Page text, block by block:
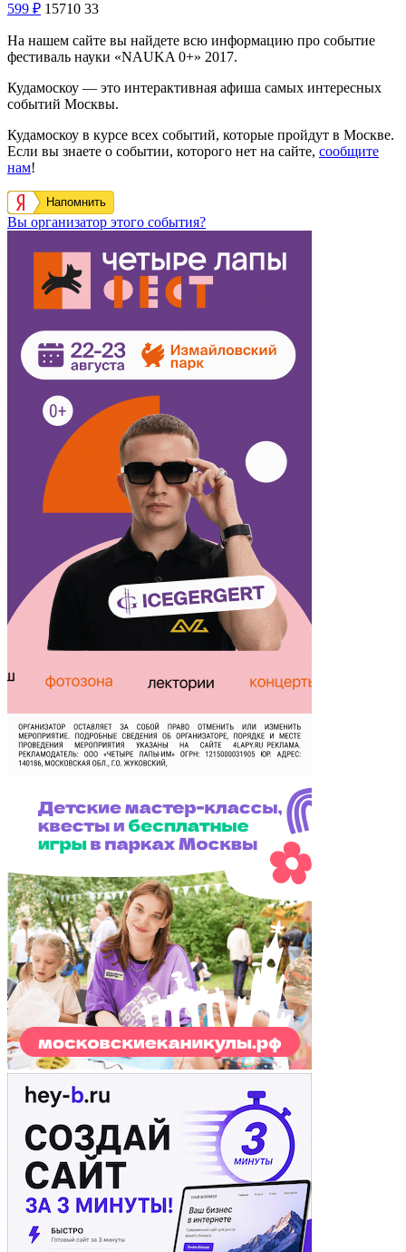
599 ₽ 15710 33
На нашем сайте вы найдете всю информацию про событие
фестиваль науки «NAUKA 0+» 2017.
Кудамоскоу — это интерактивная афиша самых интересных
событий Москвы.
Кудамоскоу в курсе всех событий, которые пройдут в Москве.
Если вы знаете о событии, которого нет на сайте, сообщите
нам!
Напомнить
Вы организатор этого события?